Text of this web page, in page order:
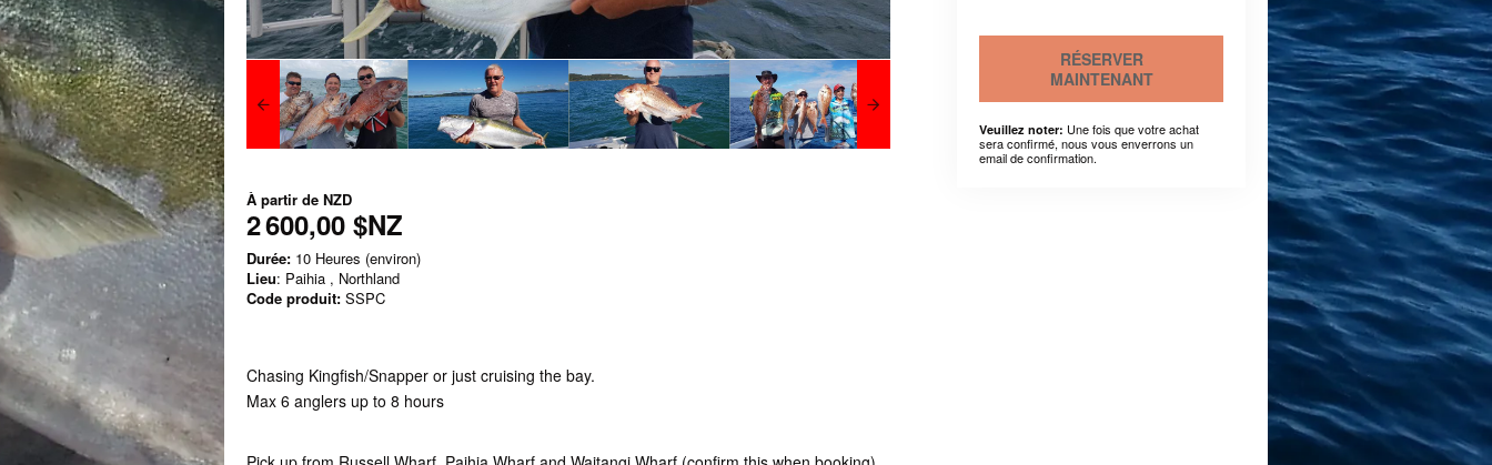
À partir de NZD
2 600,00 $NZ
Durée: 10 Heures (environ)
Lieu: Paihia , Northland
Code produit: SSPC
Chasing Kingfish/Snapper or just cruising the bay.
Max 6 anglers up to 8 hours
RÉSERVER
MAINTENANT
Veuillez noter: Une fois que votre achat
sera confirmé, nous vous enverrons un
email de confirmation.